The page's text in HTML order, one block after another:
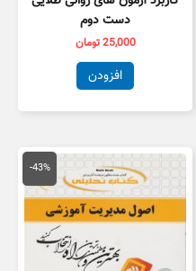
دست دوم
25,000تومان
افزودن
80,000 تومان
-43%
قیمت
اصلی
150,000 تومان
بود.
قیمت
فعلی
است.